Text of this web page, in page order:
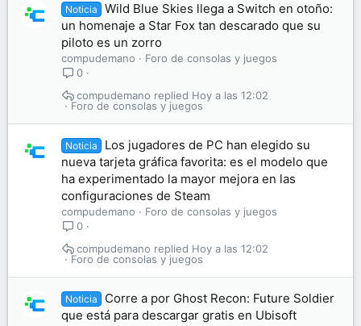
Noticia
Wild Blue Skies llega a Switch en otoño:
un homenaje a Star Fox tan descarado que su
piloto es un zorro
compudemano
Foro de consolas y juegos
0
Foro de consolas y juegos
Hoy a las 12:02
compudemano
Noticia
Los jugadores de PC han elegido su
nueva tarjeta gráfica favorita: es el modelo que
ha experimentado la mayor mejora en las
configuraciones de Steam
compudemano
Foro de consolas y juegos
0
Foro de consolas y juegos
Hoy a las 12:02
compudemano
Noticia
Corre a por Ghost Recon: Future Soldier
que está para descargar gratis en Ubisoft